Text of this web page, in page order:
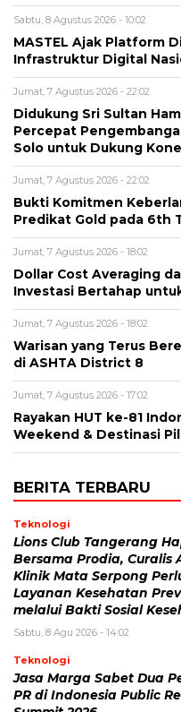
Sabtu, 8 Agustus 2026 - 10:02
MASTEL Ajak Platform
Infrastruktur Digital
Jumat, 7 Agustus 2026 - 22:02
Didukung Sri Sultan
Percepat
Solo untuk Dukung
Jumat, 7 Agustus 2026 - 22:02
Bukti Komitmen
Predikat Gold pada 6th
Jumat, 7 Agustus 2026 - 18:02
Dollar Cost Averaging
Investasi Bertahap
Jumat, 7 Agustus 2026 - 18:02
Warisan yang Terus
di ASHTA District 8
Jumat, 7 Agustus 2026 - 17:02
Rayakan HUT ke-81
Weekend & Destinasi
BERITA TERBARU
Teknologi
Lions Club Tangerang
Bersama Prodia, Curalis
Klinik Mata Serpong
Layanan Kesehatan
melalui Bakti Sosial
Sabtu, 8 Agu 2026 - 14:02
Teknologi
Jasa Marga Sabet Dua
PR di Indonesia Public